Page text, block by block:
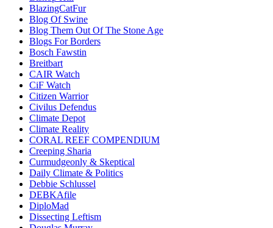
BlazingCatFur
Blog Of Swine
Blog Them Out Of The Stone Age
Blogs For Borders
Bosch Fawstin
Breitbart
CAIR Watch
CiF Watch
Citizen Warrior
Civilus Defendus
Climate Depot
Climate Reality
CORAL REEF COMPENDIUM
Creeping Sharia
Curmudgeonly & Skeptical
Daily Climate & Politics
Debbie Schlussel
DEBKAfile
DiploMad
Dissecting Leftism